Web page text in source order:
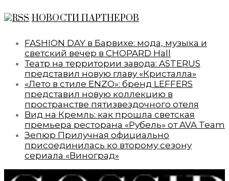
НОВОСТИ ПАРТНЕРОВ
FASHION DAY в Барвихе: мода, музыка и
светский вечер в CHOPARD Hall
Театр на территории завода: ASTERUS
представил новую главу «Кристалла»
«Лето в стиле ENZO»: бренд LEFFERS
представил новую коллекцию в
пространстве пятизвездочного отеля
Вид на Кремль: как прошла светская
премьера ресторана «Рубель» от AVA Team
Зепюр Прилучная официально
присоединилась ко второму сезону
сериала «Виноград»